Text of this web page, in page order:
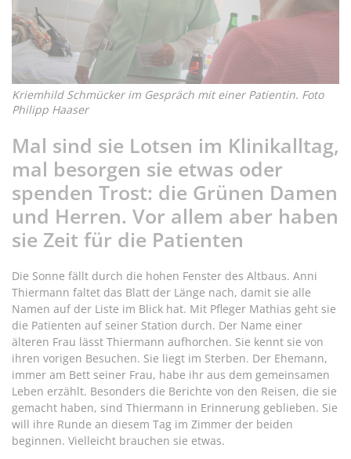
Kriemhild Schmücker im Gespräch mit einer Patientin. Foto
Philipp Haaser
Mal sind sie Lotsen im Klinikalltag,
mal besorgen sie etwas oder
spenden Trost: die Grünen Damen
und Herren. Vor allem aber haben
sie Zeit für die Patienten
Die Sonne fällt durch die hohen Fenster des Altbaus. Anni
Thiermann faltet das Blatt der Länge nach, damit sie alle
Namen auf der Liste im Blick hat. Mit Pfleger Mathias geht sie
die Patienten auf seiner Station durch. Der Name einer
älteren Frau lässt Thiermann aufhorchen. Sie kennt sie von
ihren vorigen Besuchen. Sie liegt im Sterben. Der Ehemann,
immer am Bett seiner Frau, habe ihr aus dem gemeinsamen
Leben erzählt. Besonders die Berichte von den Reisen, die sie
gemacht haben, sind Thiermann in Erinnerung geblieben. Sie
will ihre Runde an diesem Tag im Zimmer der beiden
beginnen. Vielleicht brauchen sie etwas.